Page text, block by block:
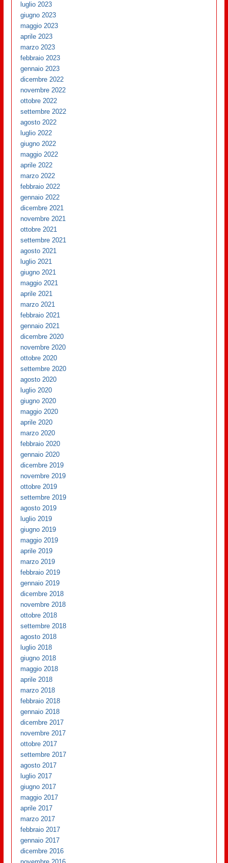
luglio 2023
giugno 2023
maggio 2023
aprile 2023
marzo 2023
febbraio 2023
gennaio 2023
dicembre 2022
novembre 2022
ottobre 2022
settembre 2022
agosto 2022
luglio 2022
giugno 2022
maggio 2022
aprile 2022
marzo 2022
febbraio 2022
gennaio 2022
dicembre 2021
novembre 2021
ottobre 2021
settembre 2021
agosto 2021
luglio 2021
giugno 2021
maggio 2021
aprile 2021
marzo 2021
febbraio 2021
gennaio 2021
dicembre 2020
novembre 2020
ottobre 2020
settembre 2020
agosto 2020
luglio 2020
giugno 2020
maggio 2020
aprile 2020
marzo 2020
febbraio 2020
gennaio 2020
dicembre 2019
novembre 2019
ottobre 2019
settembre 2019
agosto 2019
luglio 2019
giugno 2019
maggio 2019
aprile 2019
marzo 2019
febbraio 2019
gennaio 2019
dicembre 2018
novembre 2018
ottobre 2018
settembre 2018
agosto 2018
luglio 2018
giugno 2018
maggio 2018
aprile 2018
marzo 2018
febbraio 2018
gennaio 2018
dicembre 2017
novembre 2017
ottobre 2017
settembre 2017
agosto 2017
luglio 2017
giugno 2017
maggio 2017
aprile 2017
marzo 2017
febbraio 2017
gennaio 2017
dicembre 2016